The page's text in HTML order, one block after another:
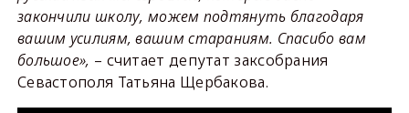
закончили школу, можем подтянуть благодаря
вашим усилиям, вашим стараниям. Спасибо вам
большое», – считает депутат заксобрания
Севастополя Татьяна Щербакова.